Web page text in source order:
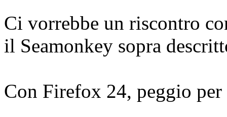
Ci vorrebbe un riscontro
il Seamonkey sopra
Con Firefox 24, peggio